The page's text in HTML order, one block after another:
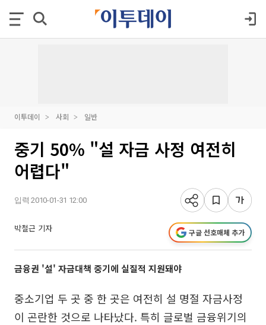
이투데이 사회 일반
중기 50% "설 자금 사정 여전히
어렵다"
입력 2010-01-31 12:00
박철근 기자 구글 선호매체 추가
금융권 '설' 자금대책 중기에 실질적 지원돼야
중소기업 두 곳 중 한 곳은 여전히 설 명절 자금사정
이 곤란한 것으로 나타났다. 특히 글로벌 금융위기의